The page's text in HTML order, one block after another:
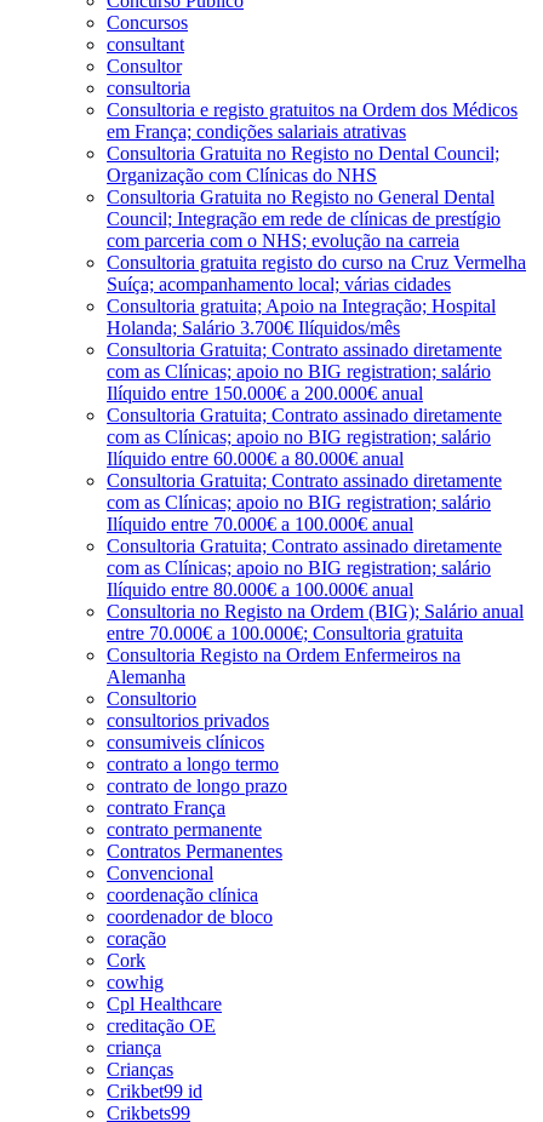
Concursos
consultant
Consultor
consultoria
Consultoria e registo gratuitos na Ordem dos Médicos
em França; condições salariais atrativas
Consultoria Gratuita no Registo no Dental Council;
Organização com Clínicas do NHS
Consultoria Gratuita no Registo no General Dental
Council; Integração em rede de clínicas de prestígio
com parceria com o NHS; evolução na carreia
Consultoria gratuita registo do curso na Cruz Vermelha
Suíça; acompanhamento local; várias cidades
Consultoria gratuita; Apoio na Integração; Hospital
Holanda; Salário 3.700€ Ilíquidos/mês
Consultoria Gratuita; Contrato assinado diretamente
com as Clínicas; apoio no BIG registration; salário
Ilíquido entre 150.000€ a 200.000€ anual
Consultoria Gratuita; Contrato assinado diretamente
com as Clínicas; apoio no BIG registration; salário
Ilíquido entre 60.000€ a 80.000€ anual
Consultoria Gratuita; Contrato assinado diretamente
com as Clínicas; apoio no BIG registration; salário
Ilíquido entre 70.000€ a 100.000€ anual
Consultoria Gratuita; Contrato assinado diretamente
com as Clínicas; apoio no BIG registration; salário
Ilíquido entre 80.000€ a 100.000€ anual
Consultoria no Registo na Ordem (BIG); Salário anual
entre 70.000€ a 100.000€; Consultoria gratuita
Consultoria Registo na Ordem Enfermeiros na
Alemanha
Consultorio
consultorios privados
consumiveis clínicos
contrato a longo termo
contrato de longo prazo
contrato França
contrato permanente
Contratos Permanentes
Convencional
coordenação clínica
coordenador de bloco
coração
Cork
cowhig
Cpl Healthcare
creditação OE
criança
Crianças
Crikbet99 id
Crikbets99